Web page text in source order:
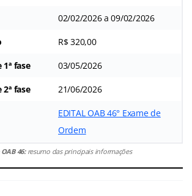
02/02/2026 a 09/02/2026
R$ 320,00
fase 03/05/2026
fase 21/06/2026
EDITAL OAB 46° Exame de
Ordem
46: resumo das principais informações